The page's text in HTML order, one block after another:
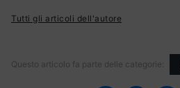
Tutti gli articoli dell'autore
Questo articolo fa parte delle categorie: